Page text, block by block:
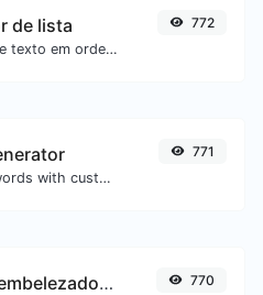
de lista
Ordene linhas de texto em ordem alfabética (A-Z ou Z-A) com facilidade.
772
Generate passwords with custom length and custom settings.
771
Formatador/embelezador de SQL 770